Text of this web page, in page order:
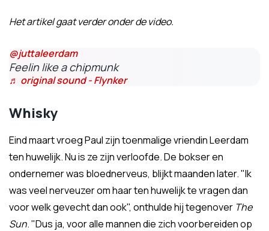
Het artikel gaat verder onder de video.
@juttaleerdam
Feelin like a chipmunk
♬ original sound - Flynker
Whisky
Eind maart vroeg Paul zijn toenmalige vriendin Leerdam
ten huwelijk. Nu is ze zijn verloofde. De bokser en
ondernemer was bloednerveus, blijkt maanden later. "Ik
was veel nerveuzer om haar ten huwelijk te vragen dan
voor welk gevecht dan ook", onthulde hij tegenover The
Sun. "Dus ja, voor alle mannen die zich voorbereiden op